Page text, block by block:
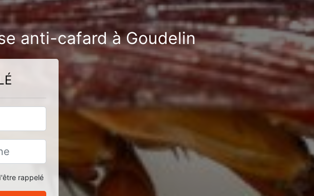
anti-cafard à Goudelin
rappelé